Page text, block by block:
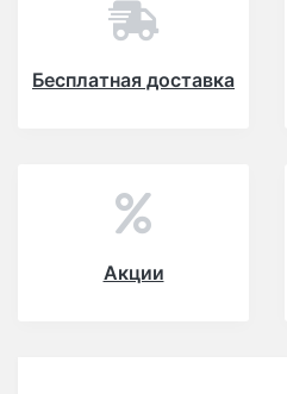
Бесплатная доставка
Акции